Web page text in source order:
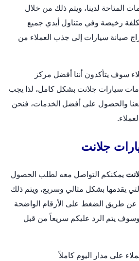
المتاحة لدينا، ويتم ذلك من خلال
رخيصة وفي متناول أيدي جميع
صيانة سيارات إلى جذب العملاء من
سوف يتأكدون أننا أفضل مركز
سيارات جلانت بشكل كامل، لذا يجب
والحصول على أفضل الخدمات، فنحن
جلانت
يمكنكم التواصل معه لطلب الحصول
يقدمها بشكل مثالي وسريع، ويتم ذلك
عن طريق الضغط على الأرقام الواضحة
يتم الرد عليكم سريعاً من قبل
على مدار اليوم كاملاً